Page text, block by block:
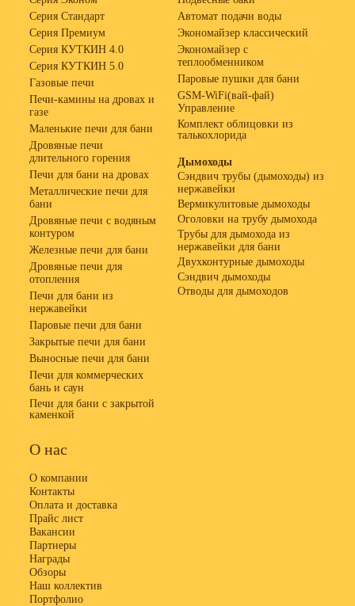
Серия Стандарт
Серия Премиум
Серия КУТКИН 4.0
Серия КУТКИН 5.0
Газовые печи
Печи-камины на дровах и
газе
Маленькие печи для бани
Дровяные печи
длительного горения
Печи для бани на дровах
Металлические печи для
бани
Дровяные печи с водяным
контуром
Железные печи для бани
Дровяные печи для
отопления
Печи для бани из
нержавейки
Паровые печи для бани
Закрытые печи для бани
Выносные печи для бани
Печи для коммерческих
бань и саун
Печи для бани с закрытой
каменкой
Автомат подачи воды
Экономайзер классический
Экономайзер с
теплообменником
Паровые пушки для бани
GSM-WiFi(вай-фай)
Управление
Комплект облицовки из
талькохлорида
Дымоходы
Сэндвич трубы (дымоходы) из
нержавейки
Вермикулитовые дымоходы
Оголовки на трубу дымохода
Трубы для дымохода из
нержавейки для бани
Двухконтурные дымоходы
Сэндвич дымоходы
Отводы для дымоходов
О нас
О компании
Контакты
Оплата и доставка
Прайс лист
Вакансии
Партнеры
Награды
Обзоры
Наш коллектив
Портфолио